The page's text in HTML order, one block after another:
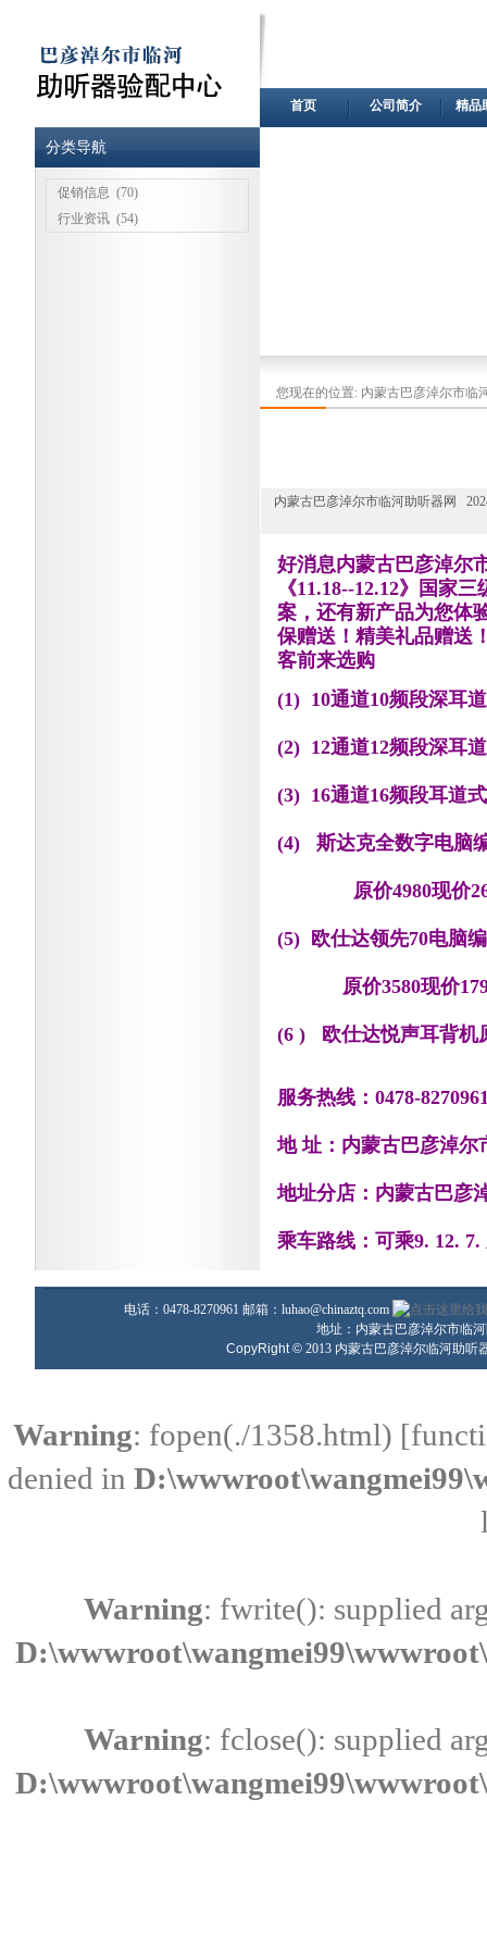
首页 公司简介 精品
分类导航
促销信息 (70)
行业资讯(54)
您现在的位置: 内蒙古巴彦淖尔市临
内蒙古巴彦淖尔市临河助听器网
好消息内蒙古巴彦淖尔
《11.18--12.12》国家
案，还有新产品为您体
保赠送！精美礼品赠送
客前来选购
(1) 10通道10频段深耳
(2) 12通道12频段深耳
(3) 16通道16频段耳道
(4) 斯达克全数字电脑
原价4980现价
(5) 欧仕达领先70电脑
原价3580现价
(6 ) 欧仕达悦声耳背机
服务热线：0478-
地 址：内蒙古巴彦淖尔
地址分店：内蒙古巴彦
乘车路线：可乘9. 12.
电话：0478-8270961 邮箱： luhao@chinaztq.com
地址：内蒙古巴彦淖尔市临
CopyRight ©2013 内蒙古巴彦淖尔临河助听
Warning: fopen(./1358.html) [
denied in
Warning: fwrite(): supplied
Warning: fclose(): supplied